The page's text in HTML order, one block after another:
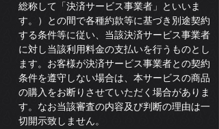
総称して「決済サービス事業者」といいま
す。）との間で各種約款等に基づき別途契約
する条件等に従い、当該決済サービス事業者
に対し当該利用料金の支払いを行うものとし
ます。お客様が決済サービス事業者との契約
条件を遵守しない場合は、本サービスの商品
の購入をお断りさせていただく場合がありま
す。なお当該審査の内容及び判断の理由は一
切開示致しません。